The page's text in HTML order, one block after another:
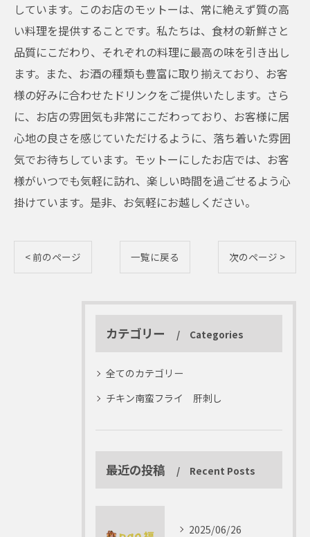
しています。このお店のモットーは、常に絶えず質の高
い料理を提供することです。私たちは、食材の新鮮さと
品質にこだわり、それぞれの料理に最高の味を引き出し
ます。また、お酒の種類も豊富に取り揃えており、お客
様の好みに合わせたドリンクをご提供いたします。さら
に、お店の雰囲気も非常にこだわっており、お客様に居
心地の良さを感じていただけるように、落ち着いた雰囲
気でお待ちしています。モットーにしたお店では、お客
様がいつでも気軽に訪れ、楽しい時間を過ごせるよう心
掛けています。是非、お気軽にお越しください。
< 前のページ 一覧に戻る 次のページ >
カテゴリー Categories
全てのカテゴリー
チキン南蛮フライ 肝刺し
最近の投稿 Recent Posts
2025/06/26